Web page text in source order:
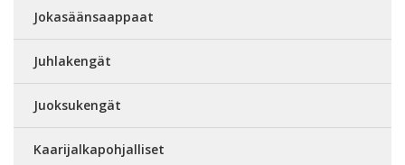
Jokasäänsaappaat
Juhlakengät
Juoksukengät
Kaarijalkapohjalliset